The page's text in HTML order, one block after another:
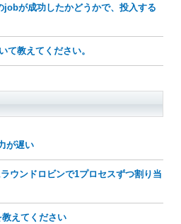
jobが成功したかどうかで、投入する
て教えてください。
が遅い
ウンドロビンで1プロセスずつ割り当
えてください